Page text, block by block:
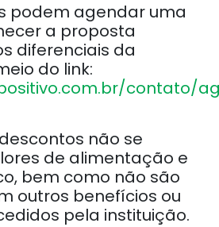
podem agendar uma
a proposta
diferenciais da
do link:
contato/
não se
de alimentação e
bem como não são
outros benefícios ou
pela instituição.